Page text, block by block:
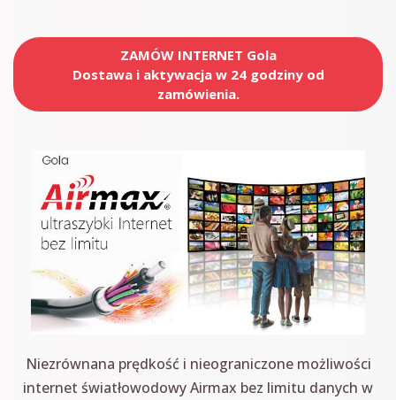
ZAMÓW INTERNET Gola
Dostawa i aktywacja w 24 godziny od
zamówienia.
Niezrównana prędkość i nieograniczone możliwości
internet światłowodowy Airmax bez limitu danych w